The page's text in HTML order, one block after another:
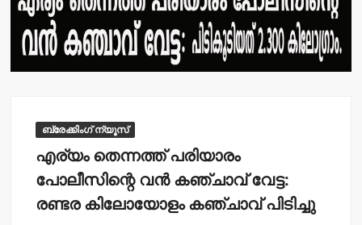
ബ്രേക്കിംഗ് ന്യൂസ്
എര്യം തെന്നത്ത് പരിയാരം
പോലീസിന്റെ വന്‍ കഞ്ചാവ് വേട്ട:
രണ്ടര കിലോയോളം കഞ്ചാവ് പിടിച്ചു